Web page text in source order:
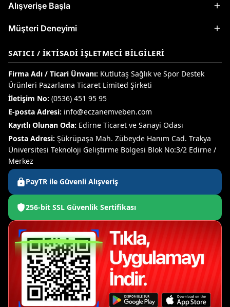
Alışverişe Başla
Müşteri Deneyimi
SATICI / İKTISADI İŞLETMECI BILGILERI
Firma Adı / Ticari Ünvanı: Kutlutaş Sağlık ve Spor Destek
Ürünleri Pazarlama Ticaret Limited Şirketi
İletişim No: (0536) 451 95 95
E-posta Adresi: info@eczanemveben.com
Kayıtlı Olunan Oda: Edirne Ticaret ve Sanayi Odası
Posta Adresi: Şükrüpaşa Mah. Zübeyde Hanım Cad. Trakya
Üniversitesi Teknoloji Geliştirme Bölgesi Blok No:3/2 Edirne /
Merkez
PayTR ile Güvenli Alışveriş
256-bit SSL Güvenlik Sertifikası